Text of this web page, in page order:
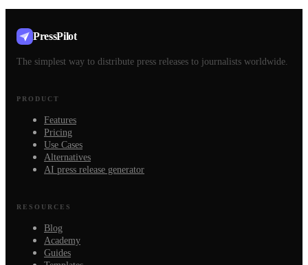
PressPilot
The simplest way to distribute press releases to journalists worldwide.
PRODUCT
Features
Pricing
Use Cases
Alternatives
AI press release generator
RESOURCES
Blog
Academy
Guides